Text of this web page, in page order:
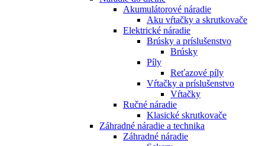
Akumulátorové náradie
Aku vŕtačky a skrutkovače
Elektrické náradie
Brúsky a príslušenstvo
Brúsky
Píly
Reťazové píly
Vŕtačky a príslušenstvo
Vŕtačky
Ručné náradie
Klasické skrutkovače
Záhradné náradie a technika
Záhradné náradie